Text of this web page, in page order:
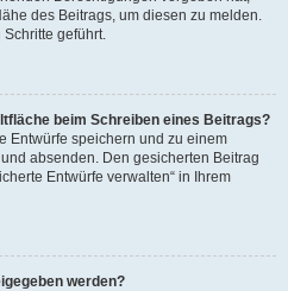
des Beitrags, um diesen zu melden.
geführt.
beim Schreiben eines Beitrags?
Entwürfe speichern und zu einem
absenden. Den gesicherten Beitrag
Entwürfe verwalten“ in Ihrem
werden?